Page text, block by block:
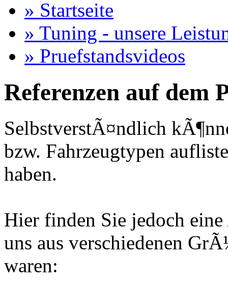
» Startseite
» Tuning - unsere
» Pruefstandsvideos
Referenzen auf dem
SelbstverstÃ¤ndlich
bzw. Fahrzeugtypen
haben.
Hier finden Sie jedoch
uns aus verschiedenen
waren: